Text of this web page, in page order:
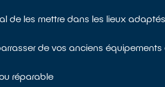
les mettre dans les lieux
de vos anciens
réparable